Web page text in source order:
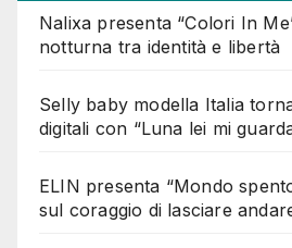
Nalixa presenta “Colori In
notturna tra identità e libertà
Selly baby modella Italia
digitali con “Luna lei mi
ELIN presenta “Mondo
sul coraggio di lasciare